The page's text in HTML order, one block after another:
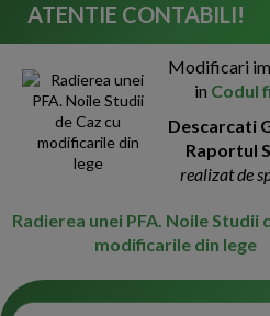
Taxe si impozite
Vanzari
un control
27-Mai-2026
ATENTIE CONTABILI!
Modificari
in Codul
Descarcati
Raportul
realizat de
Radierea unei PFA. Noile Studii
modificarile din lege